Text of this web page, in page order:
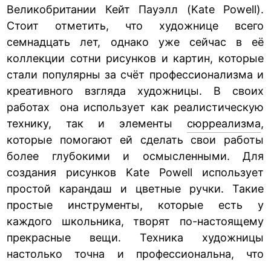
Великобритании Кейт Пауэлл (Kate Powell).
Стоит отметить, что художнице всего
семнадцать лет, однако уже сейчас в её
коллекции сотни рисунков и картин, которые
стали популярны за счёт профессионализма и
креативного взгляда художницы. В своих
работах она использует как реалистическую
технику, так и элементы сюрреализма,
которые помогают ей сделать свои работы
более глубокими и осмысленными. Для
создания рисунков Kate Powell использует
простой карандаш и цветные ручки. Такие
простые инструменты, которые есть у
каждого школьника, творят по-настоящему
прекрасные вещи. Техника художницы
настолько точна и профессиональна, что